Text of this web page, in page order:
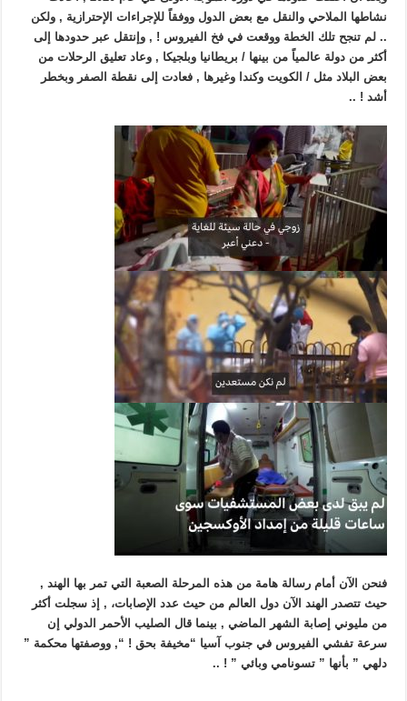
نشاطها الملاحي والنقل مع بعض الدول ووفقاً للإجراءات الإحترازية , ولكن
.. لم تنجح تلك الخطة ووقعت في فخ الفيروس ! , وإنتقل عبر حدودها إلى
أكثر من دولة عالمياً من بينها / بريطانيا وبلجيكا , وعاد تعليق الرحلات من
بعض البلاد مثل / الكويت وكندا وغيرها , فعادت إلى نقطة الصفر وبخطر
أشد ! ..
فنحن الآن أمام رسالة هامة من هذه المرحلة الصعبة التي تمر بها الهند ,
حيث تتصدر الهند الآن دول العالم من حيث عدد الإصابات، , إذ سجلت أكثر
من مليوني إصابة الشهر الماضي , بينما قال الصليب الأحمر الدولي إن
سرعة تفشي الفيروس في جنوب آسيا “مخيفة بحق ! “, ووصفتها محكمة ”
دلهي ” بأنها ” تسونامي وبائي ” ! ..